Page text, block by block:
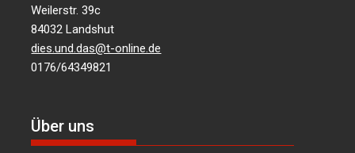
Weilerstr. 39c
84032 Landshut
dies.und.das@t-online.de
0176/64349821
Über uns